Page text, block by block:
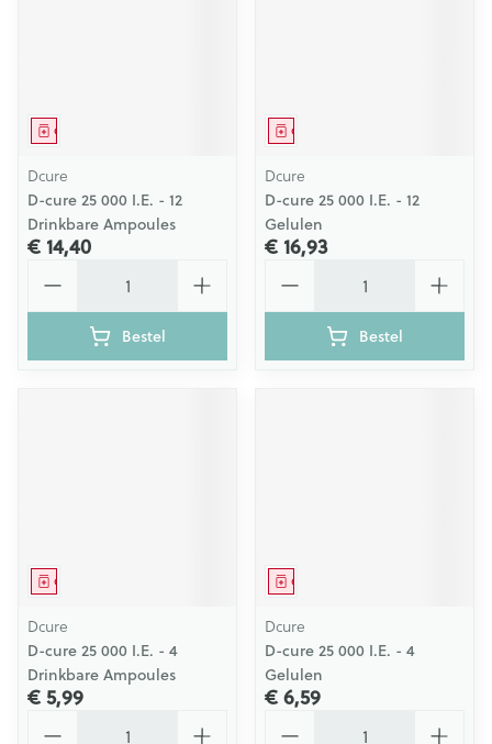
Geneesmiddel
Dcure
D-cure 25 000 I.E. - 12
Drinkbare Ampoules
€ 14,40
Bestel
Geneesmiddel
Dcure
D-cure 25 000 I.E. - 12
Gelulen
€ 16,93
Bestel
Geneesmiddel
Dcure
D-cure 25 000 I.E. - 4
Drinkbare Ampoules
€ 5,99
Geneesmiddel
Dcure
D-cure 25 000 I.E. - 4
Gelulen
€ 6,59